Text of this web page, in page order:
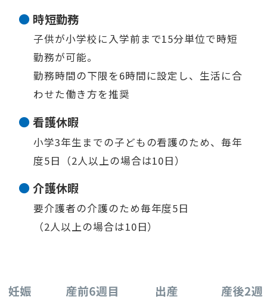
時短勤務
子供が小学校に入学前まで15分単位で時短
勤務が可能。
勤務時間の下限を6時間に設定し、生活に合
わせた働き方を推奨
看護休暇
小学3年生までの子どもの看護のため、毎年
度5日（2人以上の場合は10日）
介護休暇
要介護者の介護のため毎年度5日
（2人以上の場合は10日）